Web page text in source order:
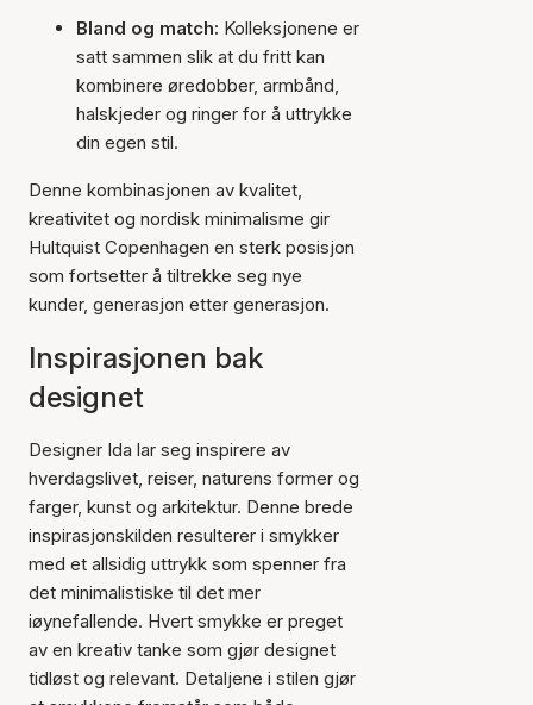
Bland og match: Kolleksjonene er
satt sammen slik at du fritt kan
kombinere øredobber, armbånd,
halskjeder og ringer for å uttrykke
din egen stil.
Denne kombinasjonen av kvalitet,
kreativitet og nordisk minimalisme gir
Hultquist Copenhagen en sterk posisjon
som fortsetter å tiltrekke seg nye
kunder, generasjon etter generasjon.
Inspirasjonen bak
designet
Designer Ida lar seg inspirere av
hverdagslivet, reiser, naturens former og
farger, kunst og arkitektur. Denne brede
inspirasjonskilden resulterer i smykker
med et allsidig uttrykk som spenner fra
det minimalistiske til det mer
iøynefallende. Hvert smykke er preget
av en kreativ tanke som gjør designet
tidløst og relevant. Detaljene i stilen gjør